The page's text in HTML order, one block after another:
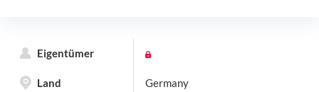
Eigentümer
Land Germany